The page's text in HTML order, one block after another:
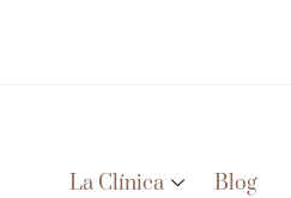
La Clínica
Blog